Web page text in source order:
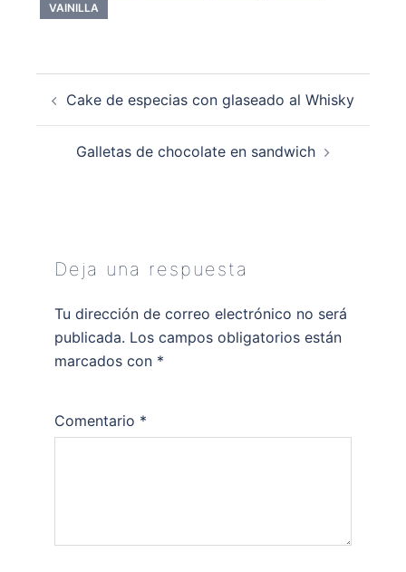
VAINILLA
de
entradas
Cake de especias con glaseado al Whisky
Galletas de chocolate en sandwich
Deja una respuesta
Tu dirección de correo electrónico no será
publicada. Los campos obligatorios están
marcados con *
Comentario *